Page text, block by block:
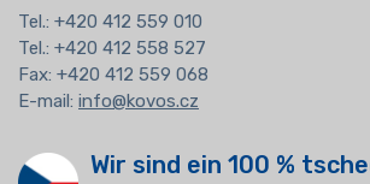
Tel.: +420 412 559 010
Tel.: +420 412 558 527
Fax: +420 412 559 068
E-mail: info@kovos.cz
Wir sind ein 100 %